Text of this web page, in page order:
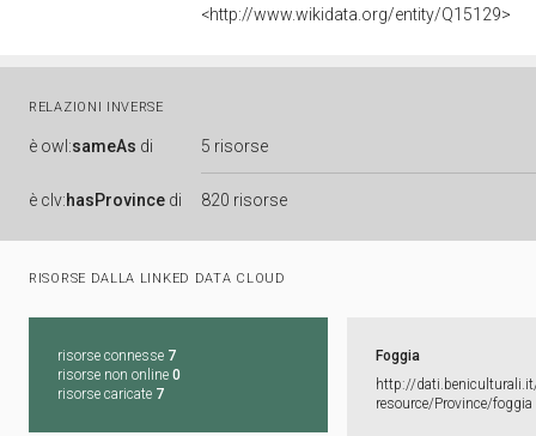
<http://www.wikidata.org/entity/Q15129>
RELAZIONI INVERSE
è owl:sameAs di 5 risorse
è clv:hasProvince di 820 risorse
RISORSE DALLA LINKED DATA CLOUD
risorse connesse 7
risorse non online 0
risorse caricate 7
Foggia
http:​/​/​
resource/​Province/​foggia